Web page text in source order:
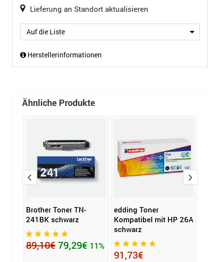
Lieferung an Standort aktualisieren
Auf die Liste
Herstellerinformationen
Ähnliche Produkte
Brother Toner TN-
241BK schwarz
89,10€79,29€ 11%
edding Toner
Kompatibel mit HP 26A
schwarz
91,73€